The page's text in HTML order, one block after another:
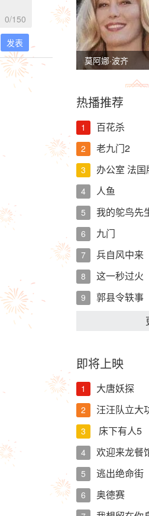
0/150
发表
莫阿娜·波齐
热播推荐
1 百花杀
2 老九门2
3 办公室 法国
4 人鱼
5 我的鸵鸟先
6 九门
7 兵自风中来
8 这一秒过火
9
郭县令轶事
即将上映
1 大唐妖探
2 汪汪队立
3 床下有人5
4 欢迎来龙餐
5 逃出绝命街
6 奥德赛